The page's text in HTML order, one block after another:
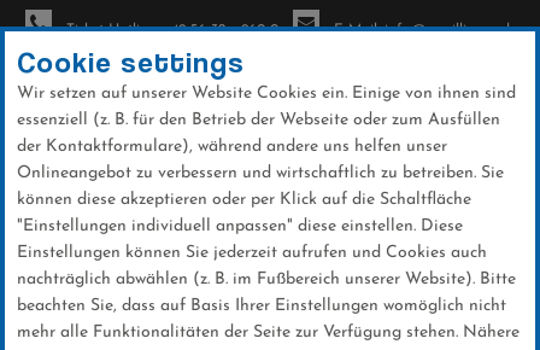
Direkt
zum
Inhalt
Ticket-Hotline: +49 56 32 - 960-0 E-Mail: info@sc-willingen.de
News
Cookie settings
Wir setzen auf unserer Website Cookies ein. Einige von ihnen sind
essenziell (z. B. für den Betrieb der Webseite oder zum Ausfüllen
der Kontaktformulare), während andere uns helfen unser
Onlineangebot zu verbessern und wirtschaftlich zu betreiben. Sie
können diese akzeptieren oder per Klick auf die Schaltfläche
"Einstellungen individuell anpassen" diese einstellen. Diese
Einstellungen können Sie jederzeit aufrufen und Cookies auch
nachträglich abwählen (z. B. im Fußbereich unserer Website). Bitte
beachten Sie, dass auf Basis Ihrer Einstellungen womöglich nicht
mehr alle Funktionalitäten der Seite zur Verfügung stehen. Nähere